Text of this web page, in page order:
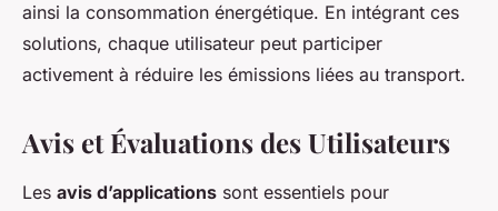
ainsi la consommation énergétique. En intégrant ces
solutions, chaque utilisateur peut participer
activement à réduire les émissions liées au transport.
Avis et Évaluations des Utilisateurs
Les avis d’applications sont essentiels pour